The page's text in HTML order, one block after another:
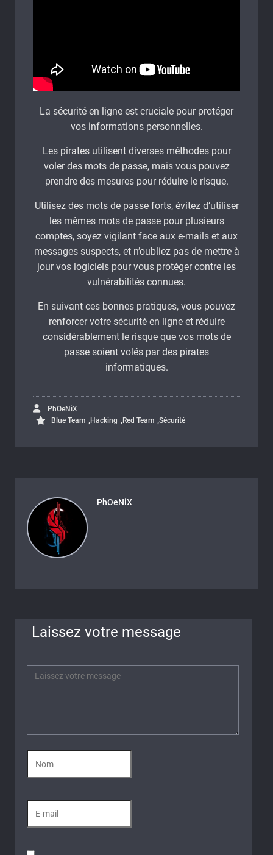
La sécurité en ligne est cruciale pour protéger
vos informations personnelles.
Les pirates utilisent diverses méthodes pour
voler des mots de passe, mais vous pouvez
prendre des mesures pour réduire le risque.
Utilisez des mots de passe forts, évitez d’utiliser
les mêmes mots de passe pour plusieurs
comptes, soyez vigilant face aux e-mails et aux
messages suspects, et n’oubliez pas de mettre à
jour vos logiciels pour vous protéger contre les
vulnérabilités connues.
En suivant ces bonnes pratiques, vous pouvez
renforcer votre sécurité en ligne et réduire
considérablement le risque que vos mots de
passe soient volés par des pirates
informatiques.
PhOeNiX
Blue Team ,Hacking ,Red Team ,Sécurité
PhOeNiX
Laissez votre message